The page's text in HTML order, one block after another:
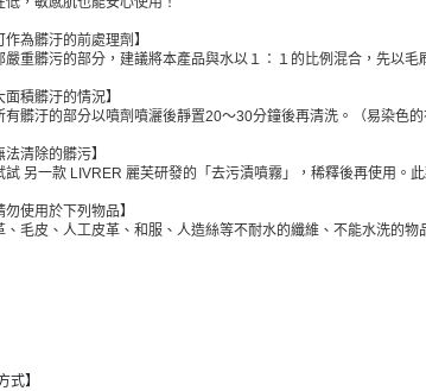
作為髒汙的前處理劑】
嚴重髒污的部分，建議將本產品與水以１：１的比例混合，先以毛
面積髒汙的情況】
有髒汙的部分以噴劑噴灑後靜置20～30分鐘後再清洗。（易染色的
法清除的髒污】
試 另一款 LIVRER 麗芙研發的「去污漬噴霧」，稀釋後再使用。
勿使用於下列物品】
、毛皮、人工皮革、和服、人造絲等不耐水的纖維、不能水洗的
式】